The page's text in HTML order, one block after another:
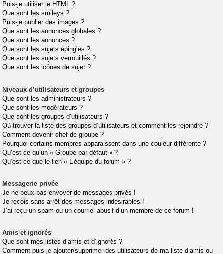
Puis-je utiliser le HTML ?
Que sont les smileys ?
Puis-je publier des images ?
Que sont les annonces globales ?
Que sont les annonces ?
Que sont les sujets épinglés ?
Que sont les sujets verrouillés ?
Que sont les icônes de sujet ?
Niveaux d’utilisateurs et groupes
Que sont les administrateurs ?
Que sont les modérateurs ?
Que sont les groupes d’utilisateurs ?
Où trouver la liste des groupes d’utilisateurs et comment les rejoindre ?
Comment devenir chef de groupe ?
Pourquoi certains membres apparaissent dans une couleur différente ?
Qu’est-ce qu’un « Groupe par défaut » ?
Qu’est-ce que le lien « L’équipe du forum » ?
Messagerie privée
Je ne peux pas envoyer de messages privés !
Je reçois sans arrêt des messages indésirables !
J’ai reçu un spam ou un courriel abusif d’un membre de ce forum !
Amis et ignorés
Que sont mes listes d’amis et d’ignorés ?
Comment puis-je ajouter/supprimer des utilisateurs de ma liste d’amis ou